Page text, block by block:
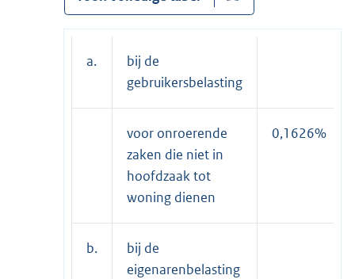
a.
bij de
gebruikersbelasting
voor onroerende
zaken die niet in
hoofdzaak tot
woning dienen
0,1626%
b.
bij de
eigenarenbelasting